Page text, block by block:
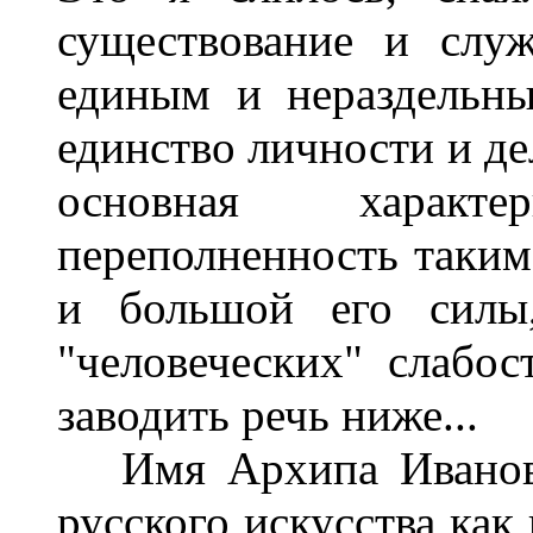
существование и
единым и
единство личности и
основная
переполненность
и большой его
"человеческих"
заводить речь ниже...
Имя Архипа
русского искусства